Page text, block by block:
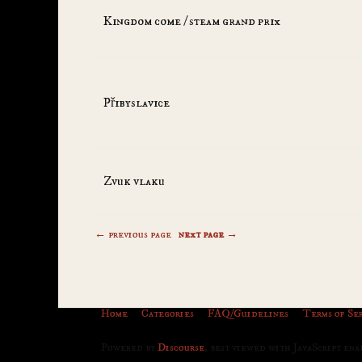
Kingdom come / steam grand prix
Přibyslavice
Zvuk vlaku
← previous page next page →
Home Categories FAQ/Guidelines Terms of
Discourse